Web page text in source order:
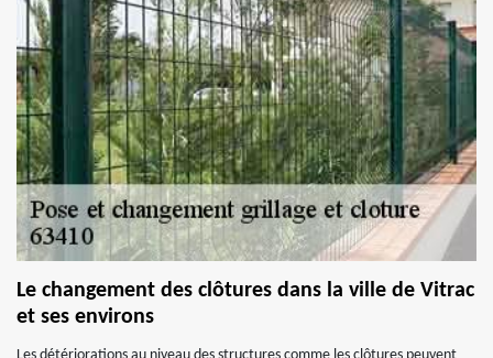
Le changement des clôtures dans la ville de Vitrac
et ses environs